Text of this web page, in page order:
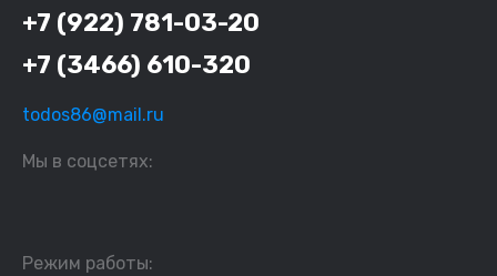
+7 (922) 781-03-20
+7 (3466) 610-320
todos86@mail.ru
Мы в соцсетях:
Режим работы: